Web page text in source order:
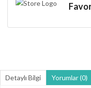
Detaylı Bilgi Yorumlar (0)